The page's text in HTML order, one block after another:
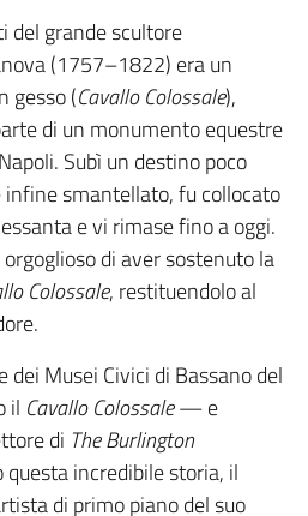
del grande scultore
(1757–1822) era un
gesso (Cavallo Colossale),
di un monumento equestre
Subì un destino poco
infine smantellato, fu collocato
e vi rimase fino a oggi.
di aver sostenuto la
Colossale, restituendolo al
dei Musei Civici di Bassano del
il Cavallo Colossale— e
di The Burlington
incredibile storia, il
di primo piano del suo